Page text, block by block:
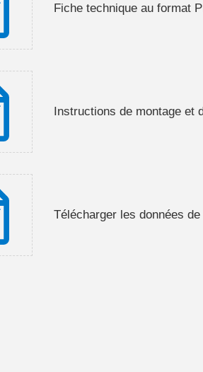
Fiche technique au format
Instructions de montage et
Télécharger les données